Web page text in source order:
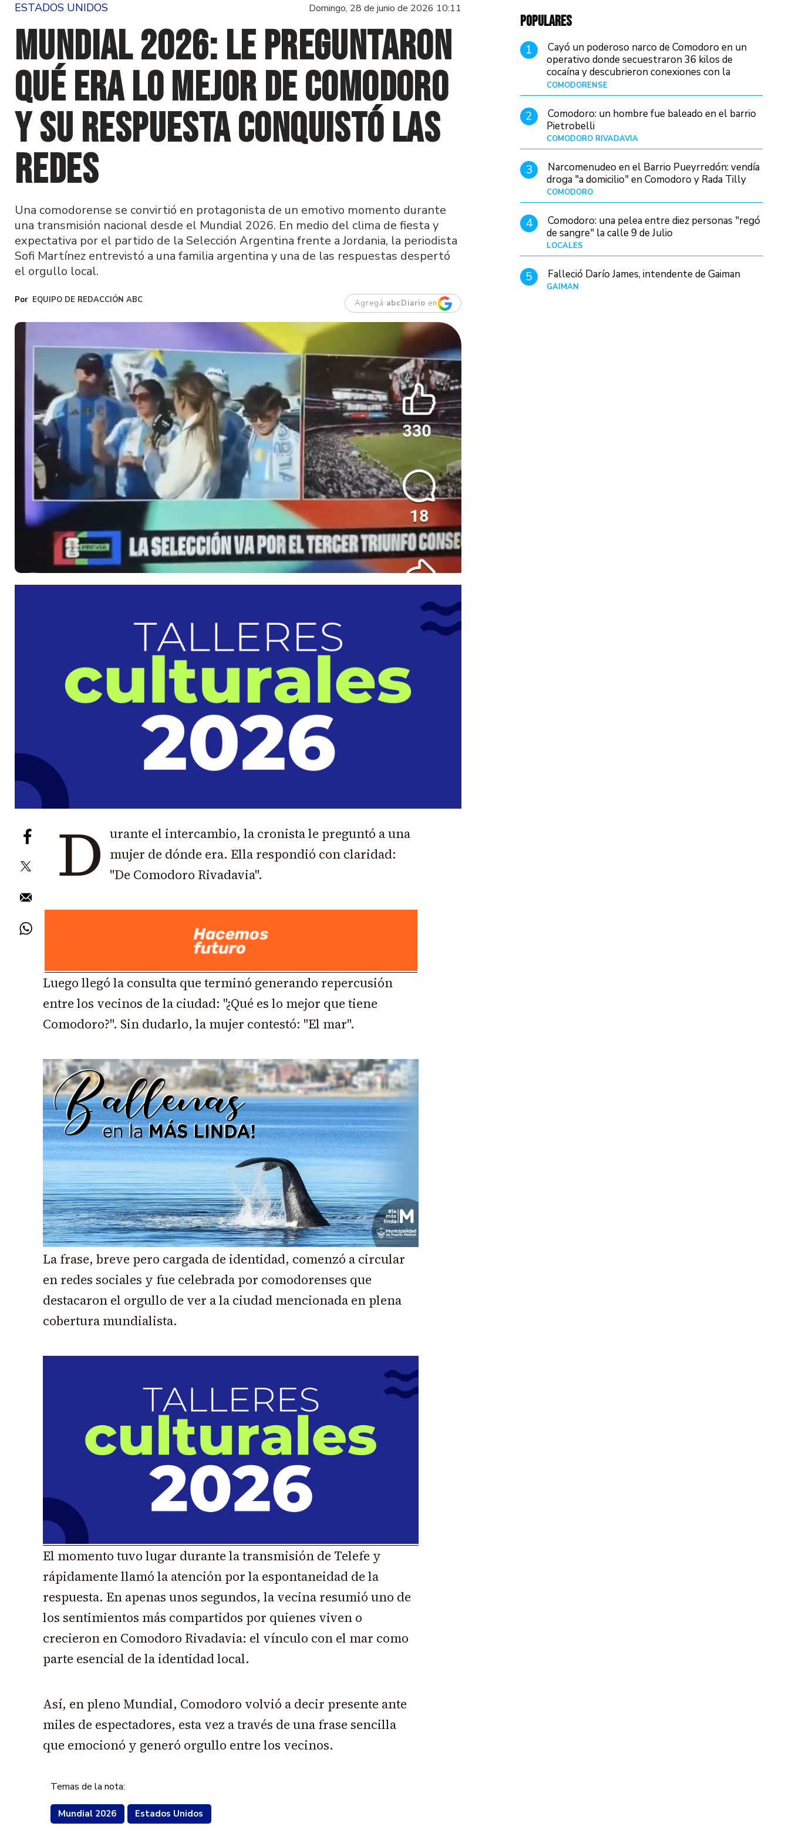
ESTADOS UNIDOS Domingo, 28 de junio de 2026 10:11
Mundial 2026: le preguntaron
qué era lo mejor de Comodoro
y su respuesta conquistó las
redes
Una comodorense se convirtió en protagonista de un emotivo momento durante
una transmisión nacional desde el Mundial 2026. En medio del clima de fiesta y
expectativa por el partido de la Selección Argentina frente a Jordania, la periodista
Sofi Martínez entrevistó a una familia argentina y una de las respuestas despertó
el orgullo local.
EQUIPO DE REDACCIÓN ABC Agregá abcDiario en
D urante el intercambio, la cronista le preguntó a una
mujer de dónde era. Ella respondió con claridad:
"De Comodoro Rivadavia".
Luego llegó la consulta que terminó generando repercusión
entre los vecinos de la ciudad: "¿Qué es lo mejor que tiene
Comodoro?". Sin dudarlo, la mujer contestó: "El mar".
La frase, breve pero cargada de identidad, comenzó a circular
en redes sociales y fue celebrada por comodorenses que
destacaron el orgullo de ver a la ciudad mencionada en plena
cobertura mundialista.
El momento tuvo lugar durante la transmisión de Telefe y
rápidamente llamó la atención por la espontaneidad de la
respuesta. En apenas unos segundos, la vecina resumió uno de
los sentimientos más compartidos por quienes viven o
crecieron en Comodoro Rivadavia: el vínculo con el mar como
parte esencial de la identidad local.
Así, en pleno Mundial, Comodoro volvió a decir presente ante
miles de espectadores, esta vez a través de una frase sencilla
que emocionó y generó orgullo entre los vecinos.
Temas de la nota:
Mundial 2026 Estados Unidos
POPULARES
1
Cayó un poderoso narco de Comodoro en un
operativo donde secuestraron 36 kilos de
cocaína y descubrieron conexiones con la
Patagonia
COMODORENSE
2
Comodoro: un hombre fue baleado en el barrio
Pietrobelli
COMODORO RIVADAVIA
3
Narcomenudeo en el Barrio Pueyrredón: vendía
droga "a domicilio" en Comodoro y Rada Tilly
COMODORO
4
Comodoro: una pelea entre diez personas "regó
de sangre" la calle 9 de Julio
LOCALES
5 Falleció Darío James, intendente de Gaiman
GAIMAN